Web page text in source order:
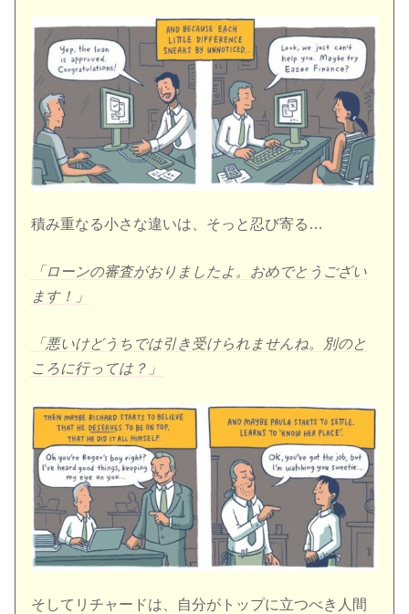
積み重なる小さな違いは、そっと忍び寄る…
「ローンの審査がおりましたよ。おめでとうござい
ます！」
「悪いけどうちでは引き受けられませんね。別のと
ころに行っては？」
そしてリチャードは、自分がトップに立つべき人間